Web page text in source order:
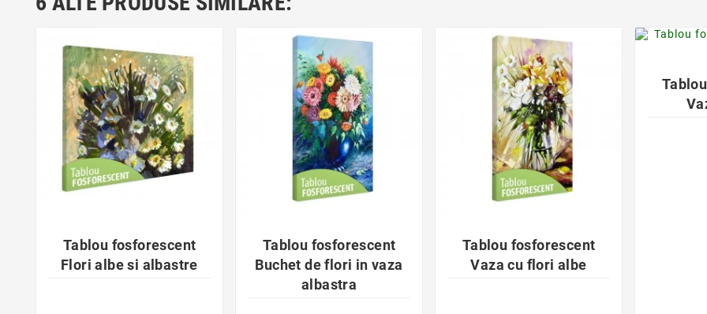
favorite_border
Tablou fosforescent
Flori albe si albastre
favorite_border
Tablou fosforescent
Buchet de flori in vaza
albastra
favorite_border
Tablou fosforescent
Vaza cu flori albe